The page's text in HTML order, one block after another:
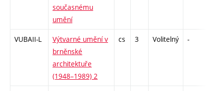
současnému
umění
VUBAII-L
Výtvarné umění v
brněnské
architektuře
(1948–1989) 2
cs 3 Volitelný -